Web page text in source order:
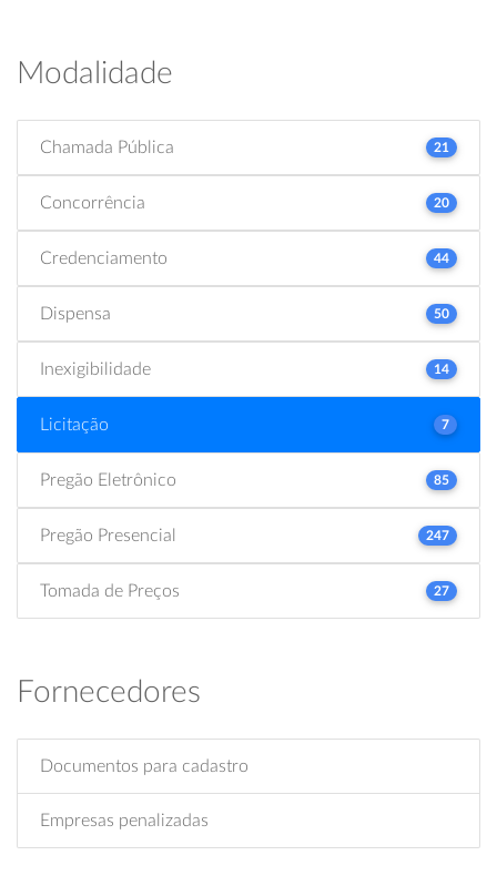
Modalidade
Chamada Pública 21
Concorrência 20
Credenciamento 44
Dispensa 50
Inexigibilidade 14
Licitação 7
Pregão Eletrônico 85
Pregão Presencial 247
Tomada de Preços 27
Fornecedores
Documentos para cadastro
Empresas penalizadas